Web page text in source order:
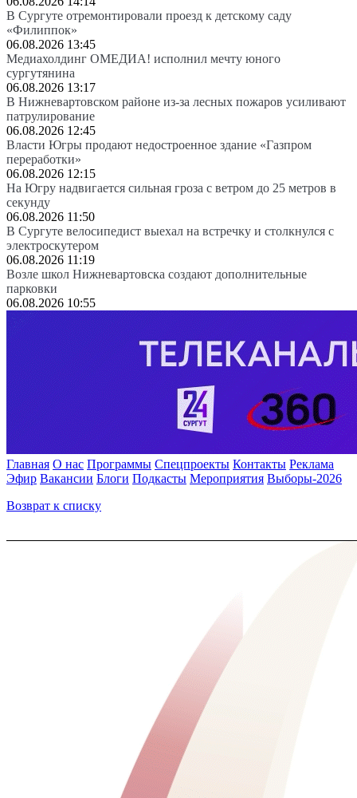
В Сургуте отремонтировали проезд к детскому саду
«Филиппок»
06.08.2026 13:45
Медиахолдинг ОМЕДИА! исполнил мечту юного
сургутянина
06.08.2026 13:17
В Нижневартовском районе из-за лесных пожаров усиливают
патрулирование
06.08.2026 12:45
Власти Югры продают недостроенное здание «Газпром
переработки»
06.08.2026 12:15
На Югру надвигается сильная гроза с ветром до 25 метров в
секунду
06.08.2026 11:50
В Сургуте велосипедист выехал на встречку и столкнулся с
электроскутером
06.08.2026 11:19
Возле школ Нижневартовска создают дополнительные
парковки
06.08.2026 10:55
Главная О нас Программы Спецпроекты Контакты Реклама
Эфир Вакансии Блоги Подкасты Мероприятия Выборы-2026
Возврат к списку